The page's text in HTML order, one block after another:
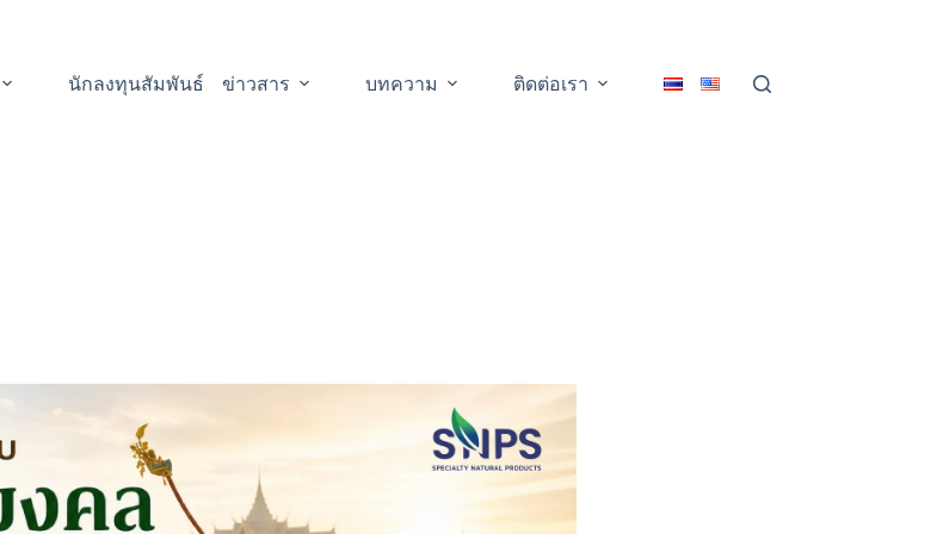
นักลงทุนสัมพันธ์ ข่าวสาร บทความ ติดต่อเรา